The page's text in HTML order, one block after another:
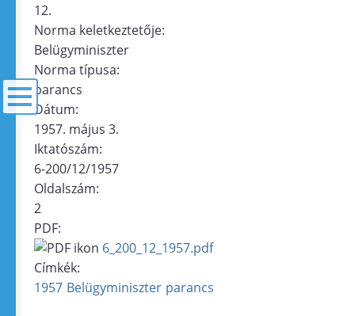
12.
Norma keletkeztetője:
Belügyminiszter
Norma típusa:
parancs
Dátum:
1957. május 3.
Iktatószám:
6-200/12/1957
Oldalszám:
2
PDF:
6_200_12_1957.pdf
Címkék:
1957 Belügyminiszter parancs